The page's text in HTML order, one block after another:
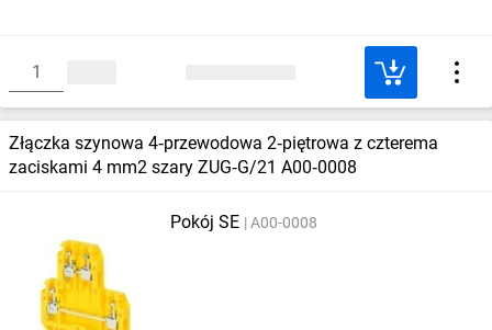
Złączka szynowa 4‑przewodowa 2‑piętrowa z czterema
zaciskami 4 mm2 szary ZUG‑G/21 A00‑0008
Pokój SE A00-0008